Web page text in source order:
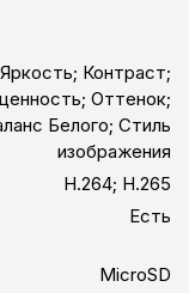
Яркость; Контраст;
Оттенок;
Белого; Стиль
изображения
H.264; H.265
Есть
MicroSD